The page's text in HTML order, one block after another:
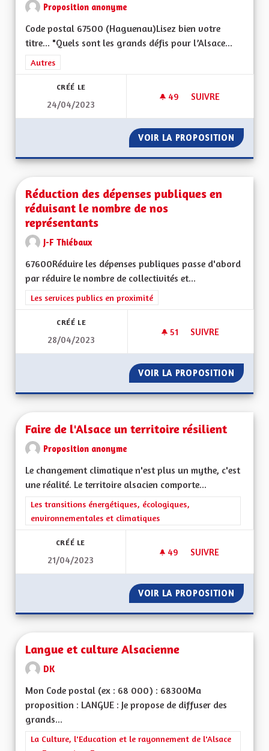
Proposition anonyme
Code postal 67500 (Haguenau)Lisez bien votre
titre... "Quels sont les grands défis pour l’Alsace...
Filtrer les résultats de la catégorie : Autres
Autres
CRÉÉ LE
24/04/2023
49 49 ABONNÉS
SUIVRE
VOIR LA PROPOSITION
Réduction des dépenses publiques en
réduisant le nombre de nos
représentants
J-F Thiébaux
67600Réduire les dépenses publiques passe d'abord
par réduire le nombre de collectivités et...
Filtrer les résultats de la catégorie : Les services publics en
Les services publics en proximité
CRÉÉ LE
28/04/2023
51 51 ABONNÉS
SUIVRE
VOIR LA PROPOSITION
Faire de l'Alsace un territoire résilient
Proposition anonyme
Le changement climatique n'est plus un mythe, c'est
une réalité. Le territoire alsacien comporte...
Filtrer les résultats de la catégorie : Les transitions
Les transitions énergétiques, écologiques,
environnementales et climatiques
CRÉÉ LE
21/04/2023
49 49 ABONNÉS
SUIVRE
VOIR LA PROPOSITION FAIRE
Langue et culture Alsacienne
DK
Mon Code postal (ex : 68 000) : 68300Ma
proposition : LANGUE : Je propose de diffuser des
grands...
Filtrer les résultats de la catégorie : La Culture, l'Education et
La Culture, l'Education et le rayonnement de l'Alsace